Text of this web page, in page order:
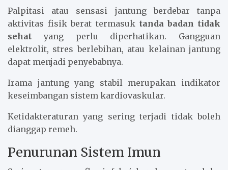
Palpitasi atau sensasi jantung berdebar tanpa
aktivitas fisik berat termasuk tanda badan tidak
sehat yang perlu diperhatikan. Gangguan
elektrolit, stres berlebihan, atau kelainan jantung
dapat menjadi penyebabnya.
Irama jantung yang stabil merupakan indikator
keseimbangan sistem kardiovaskular.
Ketidakteraturan yang sering terjadi tidak boleh
dianggap remeh.
Penurunan Sistem Imun